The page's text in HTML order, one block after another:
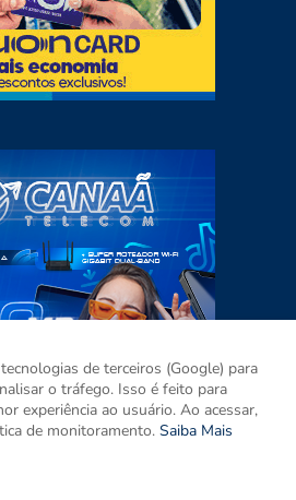
de terceiros (Google) para
o tráfego. Isso é feito para
experiência ao usuário. Ao acessar,
de monitoramento. Saiba Mais